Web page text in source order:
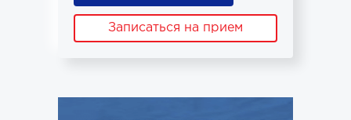
Записаться на прием